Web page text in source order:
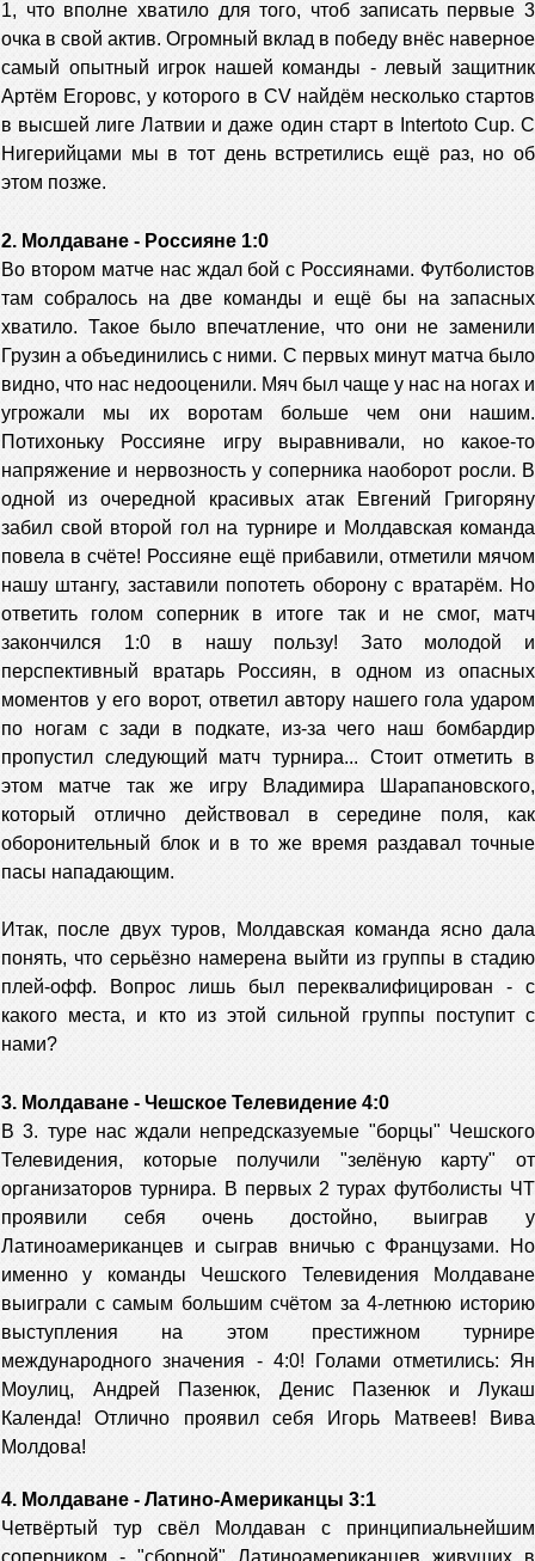
1, что вполне хватило для того, чтоб записать первые 3
очка в свой актив. Огромный вклад в победу внёс наверное
самый опытный игрок нашей команды - левый защитник
Артём Егоровс, у которого в CV найдём несколько стартов
в высшей лиге Латвии и даже один старт в Intertoto Cup. С
Нигерийцами мы в тот день встретились ещё раз, но об
этом позже.
2. Молдаване - Россияне 1:0
Во втором матче нас ждал бой с Россиянами. Футболистов
там собралось на две команды и ещё бы на запасных
хватило. Такое было впечатление, что они не заменили
Грузин а объединились с ними. С первых минут матча было
видно, что нас недооценили. Мяч был чаще у нас на ногах и
угрожали мы их воротам больше чем они нашим.
Потихоньку Россияне игру выравнивали, но какое-то
напряжение и нервозность у соперника наоборот росли. В
одной из очередной красивых атак Евгений Григоряну
забил свой второй гол на турнире и Молдавская команда
повела в счёте! Россияне ещё прибавили, отметили мячом
нашу штангу, заставили попотеть оборону с вратарём. Но
ответить голом соперник в итоге так и не смог, матч
закончился 1:0 в нашу пользу! Зато молодой и
перспективный вратарь Россиян, в одном из опасных
моментов у его ворот, ответил автору нашего гола ударом
по ногам с зади в подкате, из-за чего наш бомбардир
пропустил следующий матч турнира... Стоит отметить в
этом матче так же игру Владимира Шарапановского,
который отлично действовал в середине поля, как
оборонительный блок и в то же время раздавал точные
пасы нападающим.
Итак, после двух туров, Молдавская команда ясно дала
понять, что серьёзно намерена выйти из группы в стадию
плей-офф. Вопрос лишь был переквалифицирован - с
какого места, и кто из этой сильной группы поступит с
нами?
3. Молдаване - Чешское Телевидение 4:0
В 3. туре нас ждали непредсказуемые "борцы" Чешского
Телевидения, которые получили "зелёную карту" от
организаторов турнира. В первых 2 турах футболисты ЧТ
проявили себя очень достойно, выиграв у
Латиноамериканцев и сыграв вничью с Французами. Но
именно у команды Чешского Телевидения Молдаване
выиграли с самым большим счётом за 4-летнюю историю
выступления на этом престижном турнире
международного значения - 4:0! Голами отметились: Ян
Моулиц, Андрей Пазенюк, Денис Пазенюк и Лукаш
Календа! Отлично проявил себя Игорь Матвеев! Вива
Молдова!
4. Молдаване - Латино-Американцы 3:1
Четвёртый тур свёл Молдаван с принципиальнейшим
соперником - "сборной" Латиноамериканцев живущих в